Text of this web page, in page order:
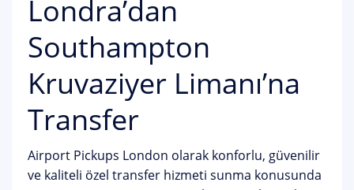
Londra’dan
Southampton
Kruvaziyer Limanı’na
Transfer
Airport Pickups London olarak konforlu, güvenilir
ve kaliteli özel transfer hizmeti sunma konusunda